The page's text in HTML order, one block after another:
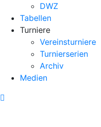
DWZ
Tabellen
Turniere
Vereinsturniere
Turnierserien
Archiv
Medien